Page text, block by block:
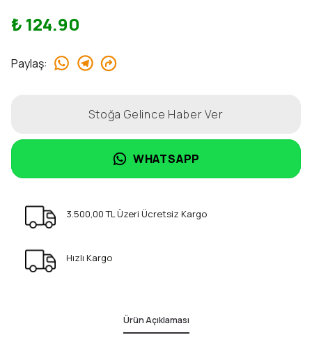
₺ 124.90
Paylaş:
Stoğa Gelince Haber Ver
WHATSAPP
3.500,00 TL Üzeri Ücretsiz Kargo
Hızlı Kargo
Ürün Açıklaması